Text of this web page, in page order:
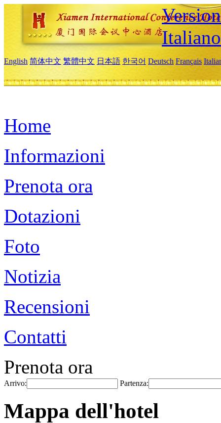
Italiano
English 简体中文 繁體中文 日本語 한국어 Deutsch Français
Home
Informazioni
Prenota ora
Dotazioni
Foto
Notizia
Recensioni
Contatti
Prenota ora
Arrivo: Partenza:
Mappa dell'hotel